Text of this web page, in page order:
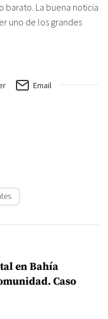
La buena noticia
uno de los grandes
Email
en Bahía
Caso